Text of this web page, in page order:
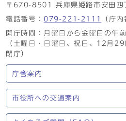
〒670-8501 兵庫県姫路市安田四
電話番号： 079-221-2111
（庁
開庁時間：月曜日から金曜日の午
（土曜日・日曜日、祝日、12月
閉庁）
庁舎案内
市役所への交通案内